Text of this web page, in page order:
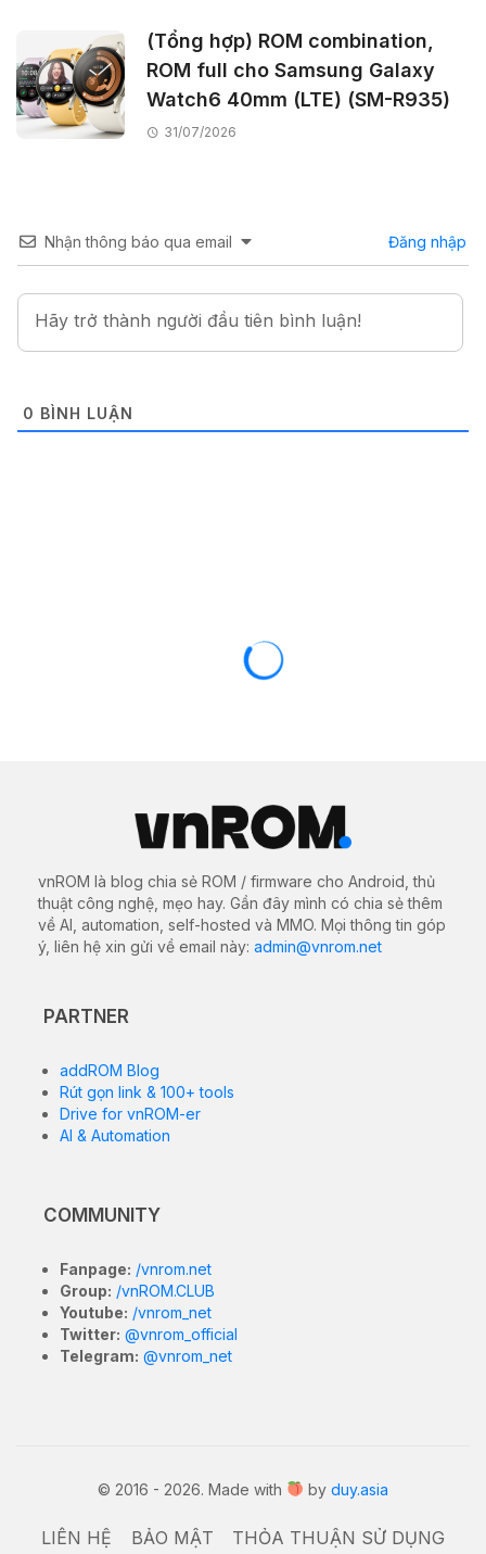
(Tổng hợp) ROM combination,
ROM full cho Samsung Galaxy
Watch6 40mm (LTE) (SM-R935)
31/07/2026
Nhận thông báo qua email Đăng nhập
0 BÌNH LUẬN
Rom stock cho Oppo R11t
Firmware) chính thức mới nhất cho
R11t . Các file này cực kỳ cần thiết để khắc phục các sự
cố phần mềm, sửa lỗi treo logo (bootloop), nâng
Màn hình
5.5-inch AMOLED, 1080 x 1920
pixels (FHD), 60Hz
Qualcomm Snapdragon 660 (Octa-
4GB RAM / 64GB ROM